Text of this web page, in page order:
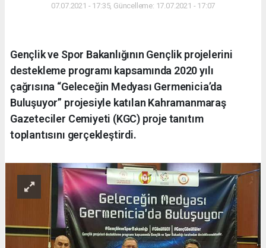
07.07.2021 - 17:35, Güncelleme: 17.07.2021 - 17:07
Gençlik ve Spor Bakanlığının Gençlik projelerini
destekleme programı kapsamında 2020 yılı
çağrısına “Geleceğin Medyası Germenicia’da
Buluşuyor” projesiyle katılan Kahramanmaraş
Gazeteciler Cemiyeti (KGC) proje tanıtım
toplantısını gerçekleştirdi.